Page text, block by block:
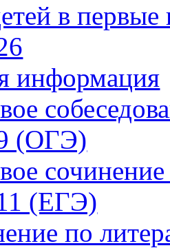
в первые
информация
(ОГЭ)
(ЕГЭ)
по